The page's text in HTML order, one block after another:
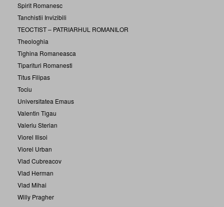
Spirit Romanesc
Tanchistii Invizibili
TEOCTIST – PATRIARHUL ROMANILOR
Theologhia
Tighina Romaneasca
Tiparituri Romanesti
Titus Filipas
Tociu
Universitatea Emaus
Valentin Tigau
Valeriu Sterian
Viorel Ilisoi
Viorel Urban
Vlad Cubreacov
Vlad Herman
Vlad Mihai
Willy Pragher